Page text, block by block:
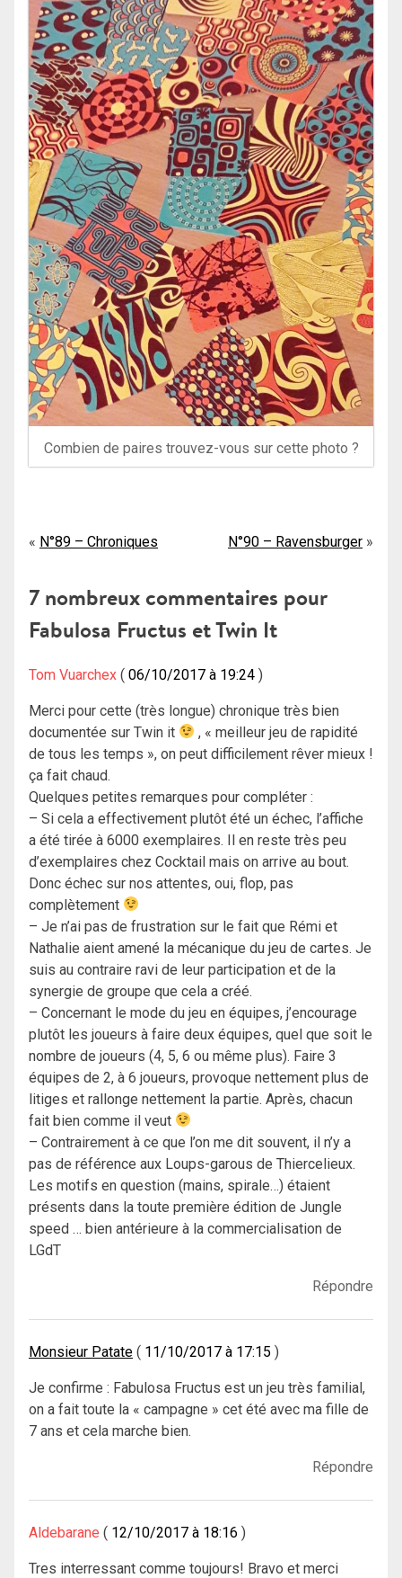
Combien de paires trouvez-vous sur cette photo ?
Navigation
l’article
N°89 – Chroniques N°90 – Ravensburger
7 nombreux commentaires pour
Fabulosa Fructus et Twin It
Tom Vuarchex 06/10/2017 à 19:24
Merci pour cette (très longue) chronique très bien
documentée sur Twin it
, « meilleur jeu de rapidité
de tous les temps », on peut difficilement rêver mieux !
ça fait chaud.
Quelques petites remarques pour compléter :
– Si cela a effectivement plutôt été un échec, l’affiche
a été tirée à 6000 exemplaires. Il en reste très peu
d’exemplaires chez Cocktail mais on arrive au bout.
Donc échec sur nos attentes, oui, flop, pas
complètement
– Je n’ai pas de frustration sur le fait que Rémi et
Nathalie aient amené la mécanique du jeu de cartes. Je
suis au contraire ravi de leur participation et de la
synergie de groupe que cela a créé.
– Concernant le mode du jeu en équipes, j’encourage
plutôt les joueurs à faire deux équipes, quel que soit le
nombre de joueurs (4, 5, 6 ou même plus). Faire 3
équipes de 2, à 6 joueurs, provoque nettement plus de
litiges et rallonge nettement la partie. Après, chacun
fait bien comme il veut
– Contrairement à ce que l’on me dit souvent, il n’y a
pas de référence aux Loups-garous de Thiercelieux.
Les motifs en question (mains, spirale…) étaient
présents dans la toute première édition de Jungle
speed … bien antérieure à la commercialisation de
LGdT
Répondre
Monsieur Patate 11/10/2017 à 17:15
Je confirme : Fabulosa Fructus est un jeu très familial,
on a fait toute la « campagne » cet été avec ma fille de
7 ans et cela marche bien.
Répondre
Aldebarane 12/10/2017 à 18:16
Tres interressant comme toujours! Bravo et merci